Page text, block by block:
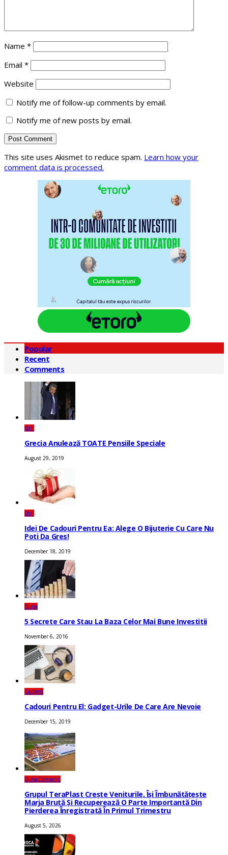
Name *
Email *
Website
Notify me of follow-up comments by email.
Notify me of new posts by email.
This site uses Akismet to reduce spam. Learn how your
comment data is processed.
Popular
Recent
Comments
Știri
Grecia Anulează TOATE Pensiile Speciale
August 29, 2019
Știri
Idei De Cadouri Pentru Ea: Alege O Bijuterie Cu Care Nu
Poti Da Gres!
December 18, 2019
Bursa
5 Secrete Care Stau La Baza Celor Mai Bune Investitii
November 6, 2016
Gadgets
Cadouri Pentru El: Gadget-Urile De Care Are Nevoie
December 15, 2019
BursaCompanii
Grupul TeraPlast Crește Veniturile, Își Îmbunătățește
Marja Brută Și Recuperează O Parte Importantă Din
Pierderea Înregistrată În Primul Trimestru
August 5, 2026